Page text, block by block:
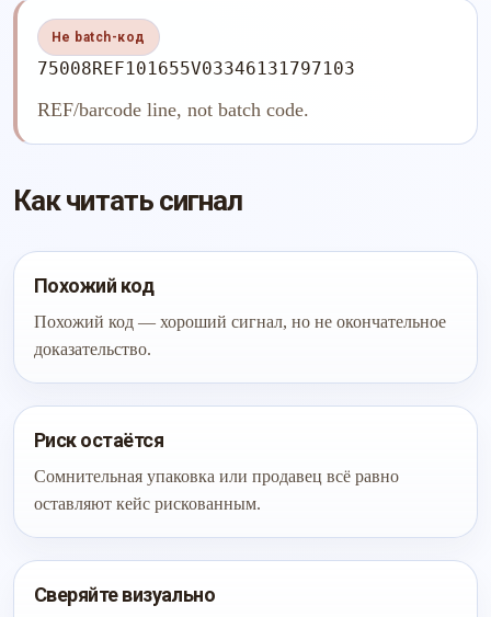
Не batch-код
75008REF101655V03346131797103
REF/barcode line, not batch code.
Как читать сигнал
Похожий код
Похожий код — хороший сигнал, но не окончательное
доказательство.
Риск остаётся
Сомнительная упаковка или продавец всё равно
оставляют кейс рискованным.
Сверяйте визуально